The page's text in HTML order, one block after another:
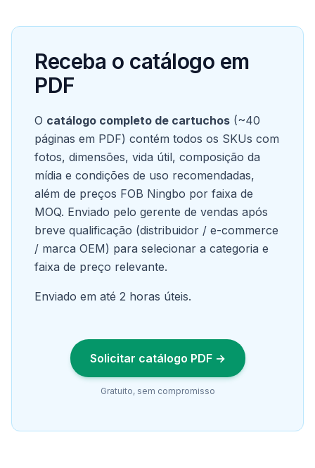
Receba o catálogo em
PDF
O catálogo completo de cartuchos (~40
páginas em PDF) contém todos os SKUs com
fotos, dimensões, vida útil, composição da
mídia e condições de uso recomendadas,
além de preços FOB Ningbo por faixa de
MOQ. Enviado pelo gerente de vendas após
breve qualificação (distribuidor / e-commerce
/ marca OEM) para selecionar a categoria e
faixa de preço relevante.
Enviado em até 2 horas úteis.
Solicitar catálogo PDF →
Gratuito, sem compromisso